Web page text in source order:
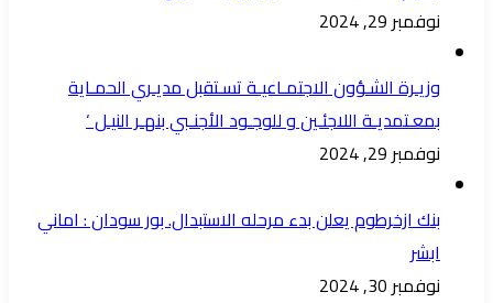
نوفمبر 29, 2024
وزيـرة الشـؤون الاجتمـاعيـة تسـتقبل مديـري الحمـاية
بمعـتمديـة اللاجئـين و للوجـود الأجنـبي بنهـر النيـل ‘
نوفمبر 29, 2024
بنك ازخرطوم يعلن بدء مرحله الاستبدال. بور سودان : اماني
ابشر
نوفمبر 30, 2024